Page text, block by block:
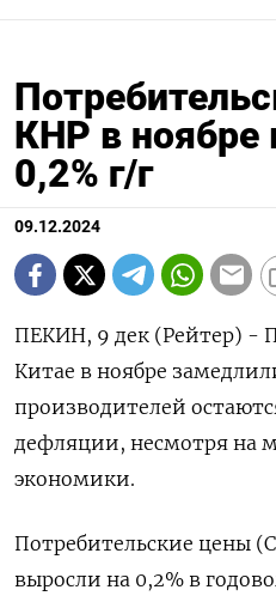
КНР в ноябре
0,2% г/г
09.12.2024
ПЕКИН, 9 дек (Рейтер) -
Китае в ноябре
производителей
дефляции, несмотря на
экономики.
Потребительские цены
выросли на 0,2% в